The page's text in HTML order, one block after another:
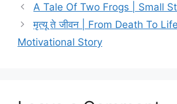
A Tale Of Two Frogs | Small
मृत्यू ते जीवन | From Death To
Motivational Story